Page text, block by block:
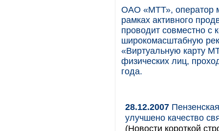
ОАО «МТТ», оператор
рамках активного
проводит совместно с
широкомасштабную
«Виртуальную карту
физических лиц,
года.
28.12.2007
улучшено качество
(Новости короткой